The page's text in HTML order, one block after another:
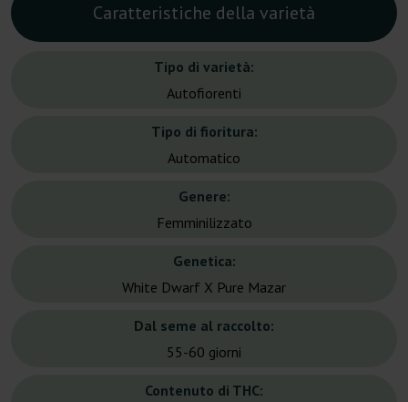
Caratteristiche della varietà
Tipo di varietà:
Autofiorenti
Tipo di fioritura:
Automatico
Genere:
Femminilizzato
Genetica:
White Dwarf X Pure Mazar
Dal seme al raccolto:
55-60 giorni
Contenuto di THC: